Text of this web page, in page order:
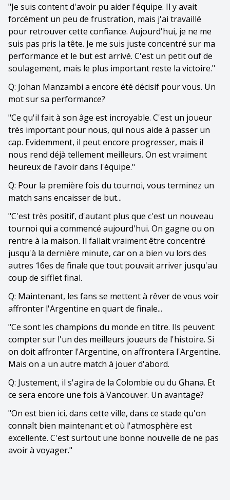
"Je suis content d'avoir pu aider l'équipe. Il y avait
forcément un peu de frustration, mais j'ai travaillé
pour retrouver cette confiance. Aujourd'hui, je ne me
suis pas pris la tête. Je me suis juste concentré sur ma
performance et le but est arrivé. C'est un petit ouf de
soulagement, mais le plus important reste la victoire."
Q: Johan Manzambi a encore été décisif pour vous. Un
mot sur sa performance?
"Ce qu'il fait à son âge est incroyable. C'est un joueur
très important pour nous, qui nous aide à passer un
cap. Evidemment, il peut encore progresser, mais il
nous rend déjà tellement meilleurs. On est vraiment
heureux de l'avoir dans l'équipe."
Q: Pour la première fois du tournoi, vous terminez un
match sans encaisser de but...
"C'est très positif, d'autant plus que c'est un nouveau
tournoi qui a commencé aujourd'hui. On gagne ou on
rentre à la maison. Il fallait vraiment être concentré
jusqu'à la dernière minute, car on a bien vu lors des
autres 16es de finale que tout pouvait arriver jusqu'au
coup de sifflet final.
Q: Maintenant, les fans se mettent à rêver de vous voir
affronter l'Argentine en quart de finale...
"Ce sont les champions du monde en titre. Ils peuvent
compter sur l'un des meilleurs joueurs de l'histoire. Si
on doit affronter l'Argentine, on affrontera l'Argentine.
Mais on a un autre match à jouer d'abord.
Q: Justement, il s'agira de la Colombie ou du Ghana. Et
ce sera encore une fois à Vancouver. Un avantage?
"On est bien ici, dans cette ville, dans ce stade qu'on
connaît bien maintenant et où l'atmosphère est
excellente. C'est surtout une bonne nouvelle de ne pas
avoir à voyager."